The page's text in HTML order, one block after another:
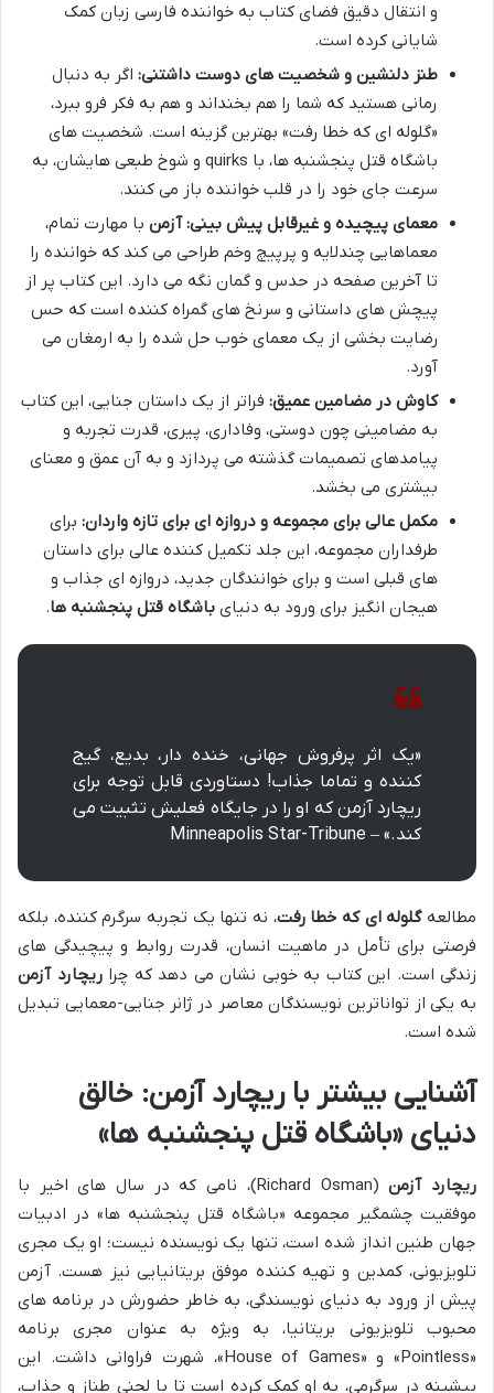
و انتقال دقیق فضای کتاب به خواننده فارسی زبان کمک
شایانی کرده است.
طنز دلنشین و شخصیت های دوست داشتنی: اگر به دنبال
رمانی هستید که شما را هم بخنداند و هم به فکر فرو ببرد،
«گلوله ای که خطا رفت» بهترین گزینه است. شخصیت های
باشگاه قتل پنجشنبه ها، با quirks و شوخ طبعی هایشان، به
سرعت جای خود را در قلب خواننده باز می کنند.
معمای پیچیده و غیرقابل پیش بینی: آزمن با مهارت تمام،
معماهایی چندلایه و پرپیچ وخم طراحی می کند که خواننده را
تا آخرین صفحه در حدس و گمان نگه می دارد. این کتاب پر از
پیچش های داستانی و سرنخ های گمراه کننده است که حس
رضایت بخشی از یک معمای خوب حل شده را به ارمغان می
آورد.
کاوش در مضامین عمیق: فراتر از یک داستان جنایی، این کتاب
به مضامینی چون دوستی، وفاداری، پیری، قدرت تجربه و
پیامدهای تصمیمات گذشته می پردازد و به آن عمق و معنای
بیشتری می بخشد.
مکمل عالی برای مجموعه و دروازه ای برای تازه واردان: برای
طرفداران مجموعه، این جلد تکمیل کننده عالی برای داستان
های قبلی است و برای خوانندگان جدید، دروازه ای جذاب و
هیجان انگیز برای ورود به دنیای باشگاه قتل پنجشنبه ها.
«یک اثر پرفروش جهانی، خنده دار، بدیع، گیج
کننده و تماما جذاب! دستاوردی قابل توجه برای
ریچارد آزمن که او را در جایگاه فعلیش تثبیت می
کند.» – Minneapolis Star-Tribune
مطالعهگلوله ای که خطا رفت، نه تنها یک تجربه سرگرم کننده، بلکه
فرصتی برای تأمل در ماهیت انسان، قدرت روابط و پیچیدگی های
زندگی است. این کتاب به خوبی نشان می دهد که چراریچارد آزمن
به یکی از تواناترین نویسندگان معاصر در ژانر جنایی-معمایی تبدیل
شده است.
آشنایی بیشتر با ریچارد آزمن: خالق
دنیای «باشگاه قتل پنجشنبه ها»
ریچارد آزمن
(Richard Osman)، نامی که در سال های اخیر با
موفقیت چشمگیر مجموعه «باشگاه قتل پنجشنبه ها» در ادبیات
جهان طنین انداز شده است، تنها یک نویسنده نیست؛ او یک مجری
تلویزیونی، کمدین و تهیه کننده موفق بریتانیایی نیز هست. آزمن
پیش از ورود به دنیای نویسندگی، به خاطر حضورش در برنامه های
محبوب تلویزیونی بریتانیا، به ویژه به عنوان مجری برنامه
«Pointless» و «House of Games»، شهرت فراوانی داشت. این
پیشینه در سرگرمی، به او کمک کرده است تا با لحنی طناز و جذاب،